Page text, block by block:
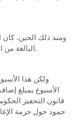
ومنذ ذلك الحين، كان
البالغة من العمر 32 عاماً وزوجها وأطفالهما الأربعة.
ولكن هذا
قانون التحفيز
جمود حول حزمة